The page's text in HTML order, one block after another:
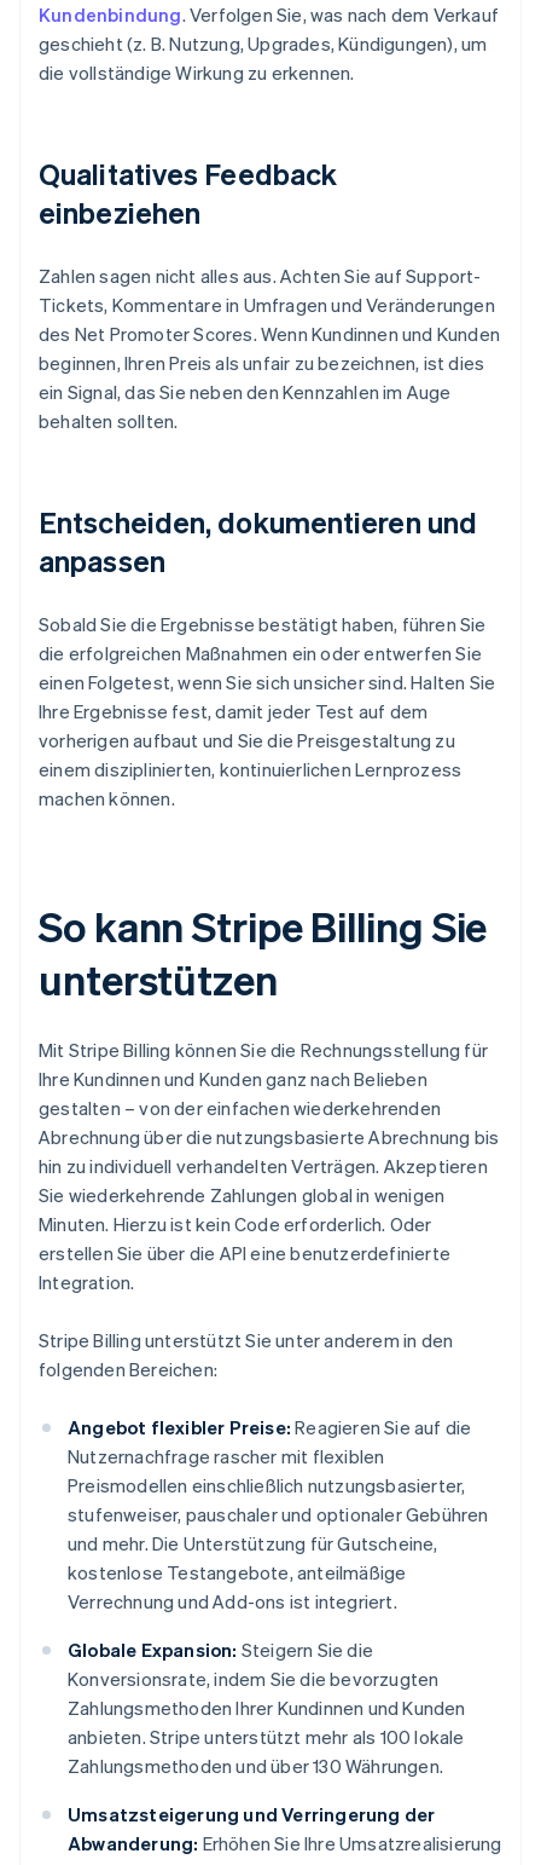
Kundenbindung. Verfolgen Sie, was nach dem Verkauf
geschieht (z. B. Nutzung, Upgrades, Kündigungen), um
die vollständige Wirkung zu erkennen.
Qualitatives Feedback
einbeziehen
Zahlen sagen nicht alles aus. Achten Sie auf Support-
Tickets, Kommentare in Umfragen und Veränderungen
des Net Promoter Scores. Wenn Kundinnen und Kunden
beginnen, Ihren Preis als unfair zu bezeichnen, ist dies
ein Signal, das Sie neben den Kennzahlen im Auge
behalten sollten.
Entscheiden, dokumentieren und
anpassen
Sobald Sie die Ergebnisse bestätigt haben, führen Sie
die erfolgreichen Maßnahmen ein oder entwerfen Sie
einen Folgetest, wenn Sie sich unsicher sind. Halten Sie
Ihre Ergebnisse fest, damit jeder Test auf dem
vorherigen aufbaut und Sie die Preisgestaltung zu
einem disziplinierten, kontinuierlichen Lernprozess
machen können.
So kann Stripe Billing Sie
unterstützen
Mit Stripe Billing können Sie die Rechnungsstellung für
Ihre Kundinnen und Kunden ganz nach Belieben
gestalten – von der einfachen wiederkehrenden
Abrechnung über die nutzungsbasierte Abrechnung bis
hin zu individuell verhandelten Verträgen. Akzeptieren
Sie wiederkehrende Zahlungen global in wenigen
Minuten. Hierzu ist kein Code erforderlich. Oder
erstellen Sie über die API eine benutzerdefinierte
Integration.
Stripe Billing unterstützt Sie unter anderem in den
folgenden Bereichen:
Angebot flexibler Preise: Reagieren Sie auf die
Nutzernachfrage rascher mit flexiblen
Preismodellen einschließlich nutzungsbasierter,
stufenweiser, pauschaler und optionaler Gebühren
und mehr. Die Unterstützung für Gutscheine,
kostenlose Testangebote, anteilmäßige
Verrechnung und Add-ons ist integriert.
Globale Expansion: Steigern Sie die
Konversionsrate, indem Sie die bevorzugten
Zahlungsmethoden Ihrer Kundinnen und Kunden
anbieten. Stripe unterstützt mehr als 100 lokale
Zahlungsmethoden und über 130 Währungen.
Umsatzsteigerung und Verringerung der
Abwanderung: Erhöhen Sie Ihre Umsatzrealisierung